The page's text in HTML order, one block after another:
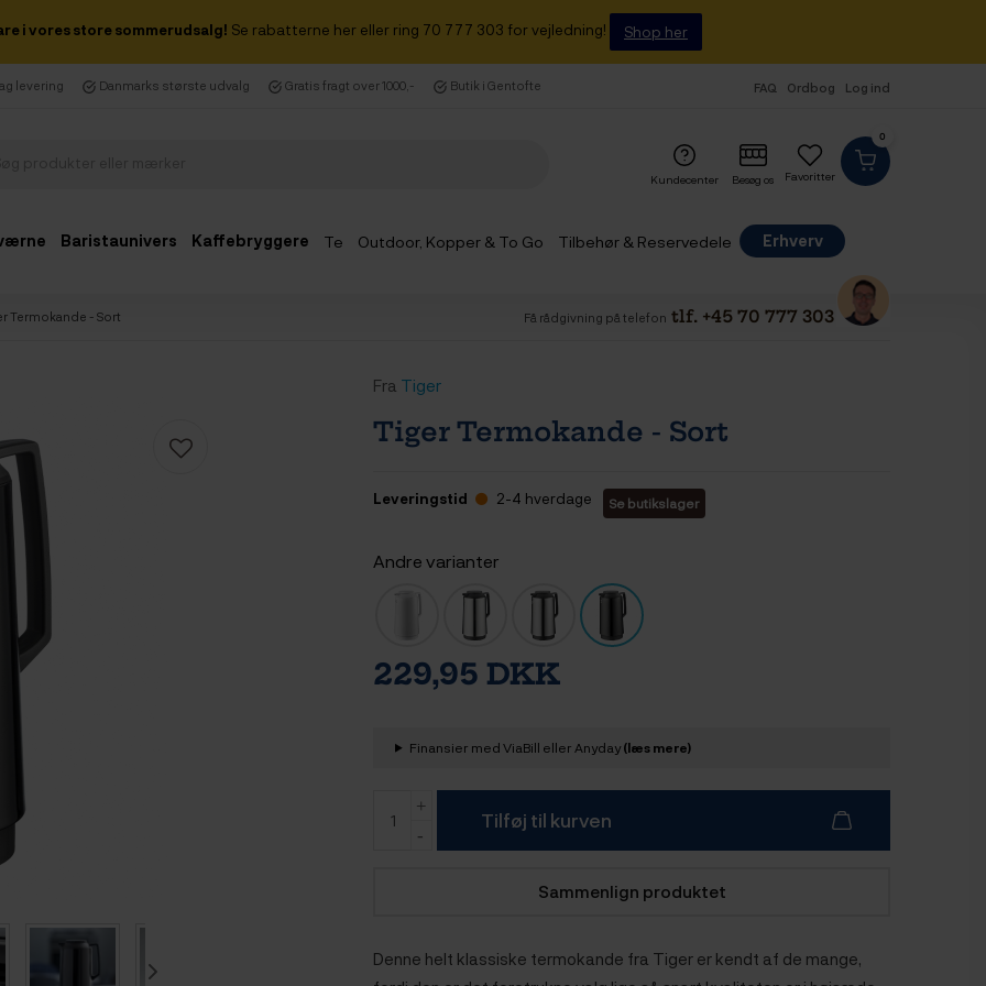
i vores store sommerudsalg! Se rabatterne her eller ring 70 777 303 for vejledning! Shop her
levering Danmarks største udvalg Gratis fragt over 1000,- Butik i Gentofte FAQ Ordbog Log ind
0
Favoritter
Kundecenter Besøg os
Baristaunivers Kaffebryggere Te Outdoor, Kopper & To Go Tilbehør & Reservedele
Erhverv
Termokande - Sort Få rådgivning på telefon tlf. +45 70 777 303
Fra Tiger
Tiger Termokande - Sort
Leveringstid 2-4 hverdage Se butikslager
Andre varianter
229,95 DKK
Finansier med ViaBill eller Anyday(læs mere)
Tilføj til kurven
Sammenlign produktet
Denne helt klassiske termokande fra Tiger er kendt af de mange,